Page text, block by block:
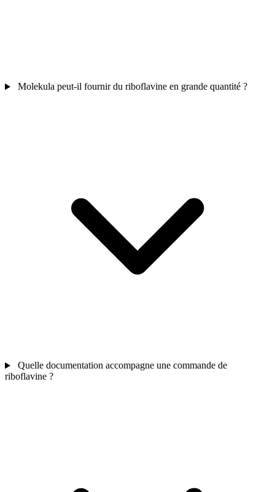
Molekula peut-il fournir du riboflavine en grande quantité ?
Quelle documentation accompagne une commande de
riboflavine ?